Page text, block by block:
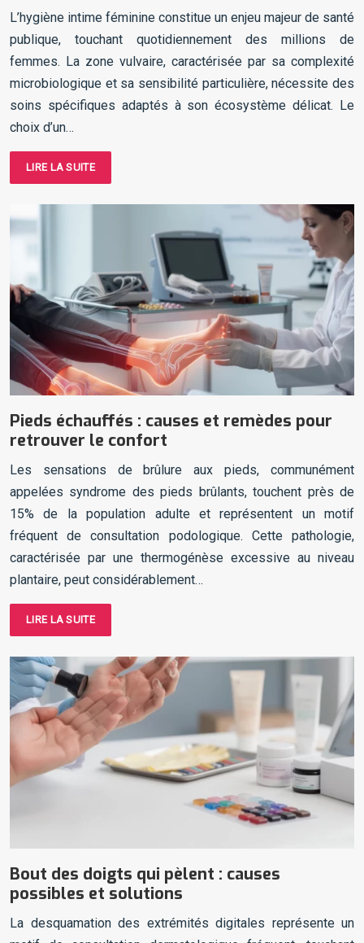
L’hygiène intime féminine constitue un enjeu majeur de santé
publique, touchant quotidiennement des millions de
femmes. La zone vulvaire, caractérisée par sa complexité
microbiologique et sa sensibilité particulière, nécessite des
soins spécifiques adaptés à son écosystème délicat. Le
choix d’un…
LIRE LA SUITE
Pieds échauffés : causes et remèdes pour
retrouver le confort
Les sensations de brûlure aux pieds, communément
appelées syndrome des pieds brûlants, touchent près de
15% de la population adulte et représentent un motif
fréquent de consultation podologique. Cette pathologie,
caractérisée par une thermogénèse excessive au niveau
plantaire, peut considérablement…
LIRE LA SUITE
Bout des doigts qui pèlent : causes
possibles et solutions
La desquamation des extrémités digitales représente un